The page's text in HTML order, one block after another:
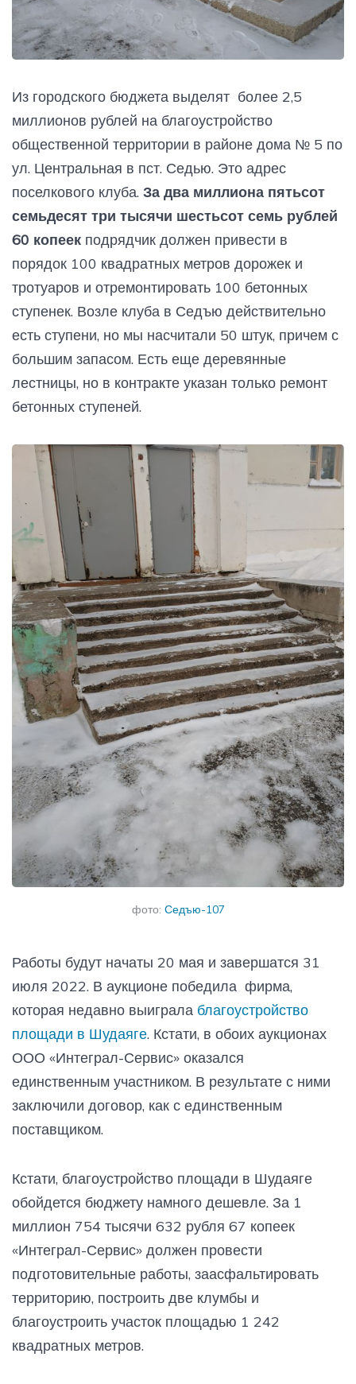
Из городского бюджета выделят более 2,5
миллионов рублей на благоустройство
общественной территории в районе дома № 5 по
ул. Центральная в пст. Седью. Это адрес
поселкового клуба. За два миллиона пятьсот
семьдесят три тысячи шестьсот семь рублей
60 копеек подрядчик должен привести в
порядок 100 квадратных метров дорожек и
тротуаров и отремонтировать 100 бетонных
ступенек. Возле клуба в Седъю действительно
есть ступени, но мы насчитали 50 штук, причем с
большим запасом. Есть еще деревянные
лестницы, но в контракте указан только ремонт
бетонных ступеней.
фото: Седъю-107
Работы будут начаты 20 мая и завершатся 31
июля 2022. В аукционе победила фирма,
которая недавно выиграла благоустройство
площади в Шудаяге. Кстати, в обоих аукционах
ООО «Интеграл-Сервис» оказался
единственным участником. В результате с ними
заключили договор, как с единственным
поставщиком.
Кстати, благоустройство площади в Шудаяге
обойдется бюджету намного дешевле. За 1
миллион 754 тысячи 632 рубля 67 копеек
«Интеграл-Сервис» должен провести
подготовительные работы, заасфальтировать
территорию, построить две клумбы и
благоустроить участок площадью 1 242
квадратных метров.